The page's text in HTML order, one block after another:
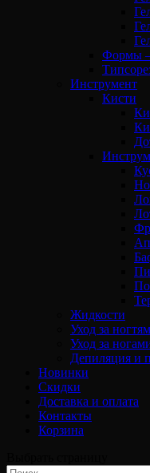
Формы
Инструмент
Кисти
Жидкости
Уход за
Уход за
Депиляция и
Новинки
Скидки
Доставка и оплата
Контакты
Корзина